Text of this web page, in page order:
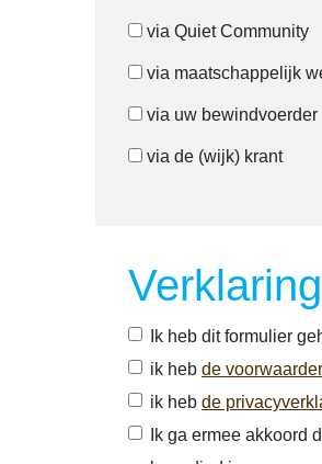
via Quiet Community
via maatschappelijk
via uw bewindvoerder
via de (wijk) krant
Verklaring
Ik heb dit formulier
ik heb de
ik heb de
Ik ga ermee akkoord